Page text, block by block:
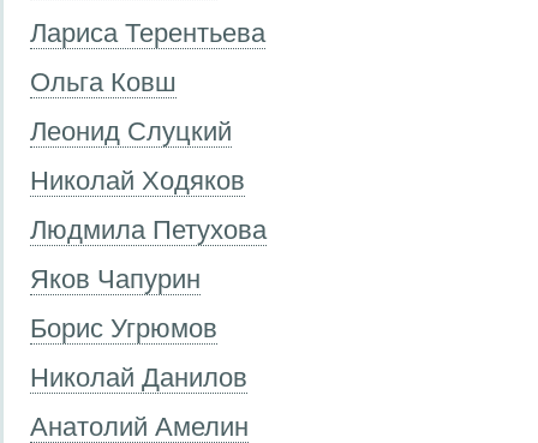
Лариса Терентьева
Ольга Ковш
Леонид Слуцкий
Николай Ходяков
Людмила Петухова
Яков Чапурин
Борис Угрюмов
Николай Данилов
Анатолий Амелин